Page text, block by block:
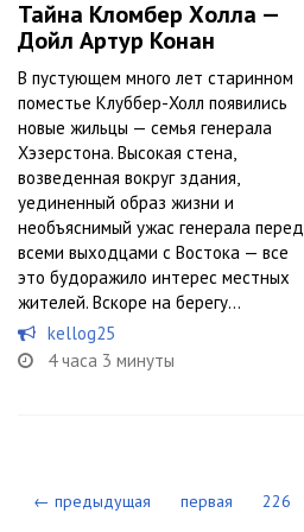
Тайна Кломбер Холла —
Дойл Артур Конан
В пустующем много лет старинном
поместье Клуббер-Холл появились
новые жильцы — семья генерала
Хэзерстона. Высокая стена,
возведенная вокруг здания,
уединенный образ жизни и
необъяснимый ужас генерала перед
всеми выходцами с Востока — все
это будоражило интерес местных
жителей. Вскоре на берегу...
kellog25
4 часа 3 минуты
← предыдущая первая 226